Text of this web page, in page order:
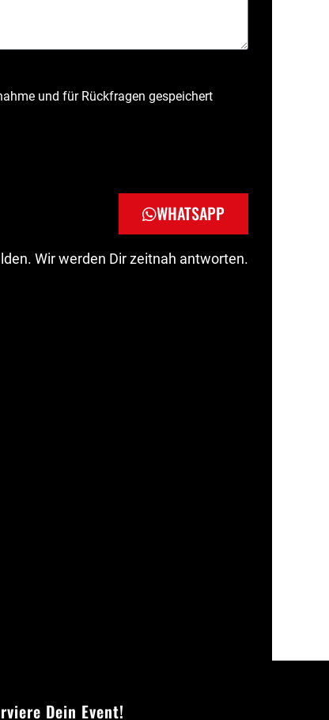
und für Rückfragen gespeichert
WHATSAPP
Wir werden Dir zeitnah antworten.
Dein Event!